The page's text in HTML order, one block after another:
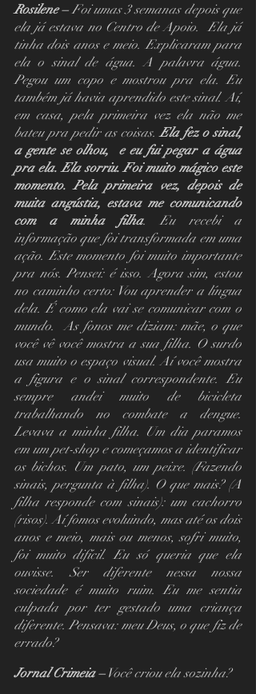
Rosilene – Foi umas 3 semanas depois que
ela já estava no Centro de Apoio.  Ela já
tinha dois anos e meio. Explicaram para
ela o sinal de água. A palavra água.
Pegou um copo e mostrou pra ela. Eu
também já havia aprendido este sinal. Aí,
em casa, pela primeira vez ela não me
bateu pra pedir as coisas. Ela fez o sinal,
a gente se olhou,  e eu fui pegar a água
pra ela. Ela sorriu. Foi muito mágico este
momento. Pela primeira vez, depois de
muita angústia, estava me comunicando
com a minha filha. Eu recebi a
informação que foi transformada em uma
ação. Este momento foi muito importante
pra nós. Pensei: é isso. Agora sim, estou
no caminho certo: Vou aprender a língua
dela. É como ela vai se comunicar com o
mundo.  As fonos me diziam: mãe, o que
você vê você mostra a sua filha. O surdo
usa muito o espaço visual. Aí você mostra
a figura e o sinal correspondente. Eu
sempre andei muito de bicicleta
trabalhando no combate a dengue.
Levava a minha filha. Um dia paramos
em um pet-shop e começamos a identificar
os bichos. Um pato, um peixe. (Fazendo
sinais, pergunta à filha). O que mais? (A
filha responde com sinais): um cachorro
(risos). Aí fomos evoluindo, mas até os dois
anos e meio, mais ou menos, sofri muito,
foi muito difícil. Eu só queria que ela
ouvisse. Ser diferente nessa nossa
sociedade é muito ruim. Eu me sentia
culpada por ter gestado uma criança
diferente. Pensava: meu Deus, o que fiz de
errado?
Jornal Crimeia – Você criou ela sozinha?